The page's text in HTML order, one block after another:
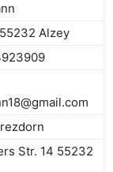
Alzey
Str. 14 55232